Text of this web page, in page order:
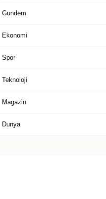
Gundem
Ekonomi
Spor
Teknoloji
Magazin
Dunya